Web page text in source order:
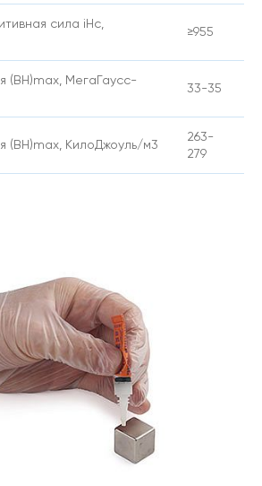
сила iHc,
≥955
(BH)max, МегаГаусс-
33-35
(BH)max, КилоДжоуль/м3
263-
279